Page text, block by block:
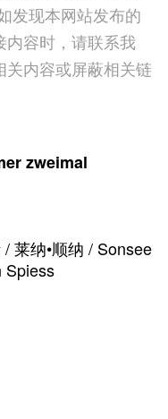
发现本网站发布的
容时，请联系我
内容或屏蔽相关链
zweimal
莱纳•顺纳 / Sonsee
Spiess